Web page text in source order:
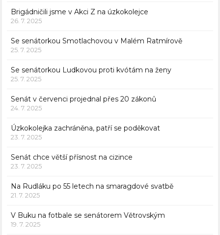
Brigádničili jsme v Akci Z na úzkokolejce
26. 7. 2025
Se senátorkou Smotlachovou v Malém Ratmírově
25. 7. 2025
Se senátorkou Ludkovou proti kvótám na ženy
25. 7. 2025
Senát v červenci projednal přes 20 zákonů
24. 7. 2025
Úzkokolejka zachráněna, patří se poděkovat
23. 7. 2025
Senát chce větší přísnost na cizince
23. 7. 2025
Na Rudláku po 55 letech na smaragdové svatbě
21. 7. 2025
V Buku na fotbale se senátorem Větrovským
19. 7. 2025